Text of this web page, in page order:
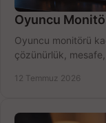
Oyuncu
Oyuncu monitörü
çözünürlük,
12 Temmuz 2026